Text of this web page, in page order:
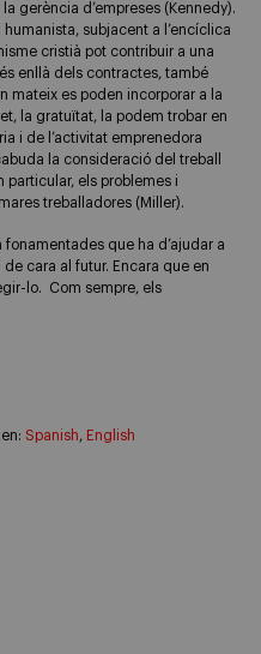
gerència d’empreses (Kennedy).
humanista, subjacent a l’encíclica
cristià pot contribuir a una
enllà dels contractes, també
mateix es poden incorporar a la
la gratuïtat, la podem trobar en
i de l’activitat emprenedora
la consideració del treball
particular, els problemes i
treballadores (Miller).
fonamentades que ha d’ajudar a
cara al futur. Encara que en
lo. Com sempre, els
Spanish English